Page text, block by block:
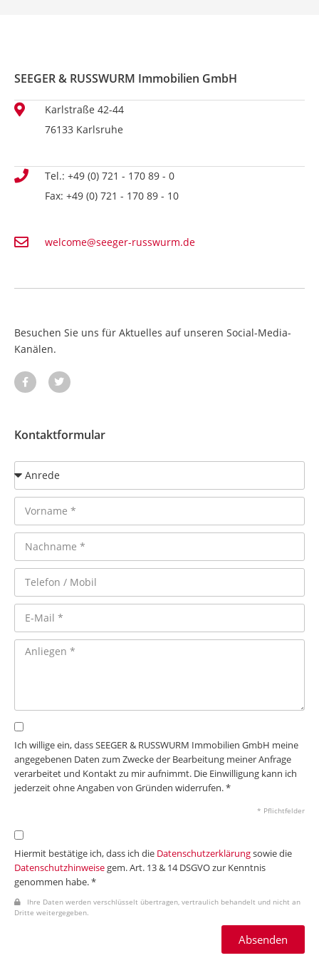
SEEGER & RUSSWURM Immobilien GmbH
Karlstraße 42-44
76133 Karlsruhe
Tel.: +49 (0) 721 - 170 89 - 0
Fax: +49 (0) 721 - 170 89 - 10
welcome@seeger-russwurm.de
Besuchen Sie uns für Aktuelles auf unseren Social-Media-
Kanälen.
Kontaktformular
Ich willige ein, dass SEEGER & RUSSWURM Immobilien GmbH meine
angegebenen Daten zum Zwecke der Bearbeitung meiner Anfrage
verarbeitet und Kontakt zu mir aufnimmt. Die Einwilligung kann ich
jederzeit ohne Angaben von Gründen widerrufen. *
* Pflichtfelder
Hiermit bestätige ich, dass ich die Datenschutzerklärungsowie die
Datenschutzhinweisegem. Art. 13 & 14 DSGVO zur Kenntnis
genommen habe. *
Ihre Daten werden verschlüsselt übertragen, vertraulich behandelt und nicht an
Dritte weitergegeben.
Absenden